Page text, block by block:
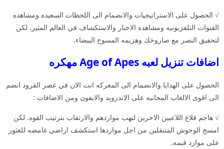
√ الحصول على الاستراتيجيات والانضمام الى اللحظات السعيده ومشاهده
القنوات التلفزيونيه ومشاهده الاخبار والاستكشاف في العالم المثير. لكن
لتحقيق النصر مع صاروخك وهزيمه المسوخ البيضاء.
اضافات تنزيل لعبه Age of Apes مهكره
الحصول على الهدايا والانضمام الى المعركه انت الان في عصر القرود انضم
الى اقوى الالعاب المجانيه على الاندرويد والايفون ومن الاضافات :
√ هاجم قلاع اللاعبين الاخرين لنهب مواردهم والارتقاب بترتيب القوه. لكن
امسح الوحوش المتنقلين من اجل مواردها استكشف اراضي غامضه للعثور
على موارد قيمه.